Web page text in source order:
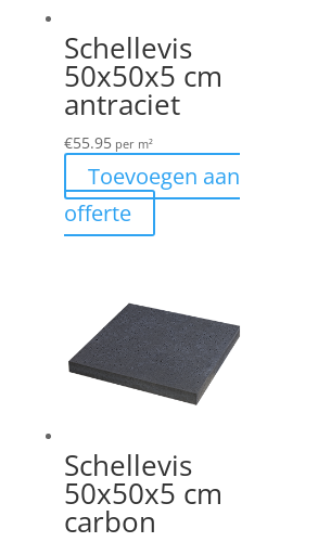
Schellevis
50x50x5 cm
antraciet
€55.95per m²
Toevoegen aan
offerte
Schellevis
50x50x5 cm
carbon